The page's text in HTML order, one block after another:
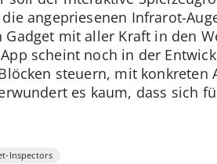
angepriesenen Infrarot-
Gadget mit aller Kraft in den
scheint noch in der
steuern, mit
es kaum, dass sich
Inspectors